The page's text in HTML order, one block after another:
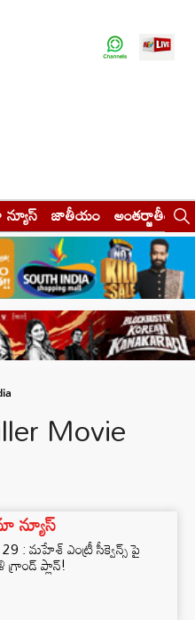
జాతీయం అంతర్జాతీయం
Movie
న్యూస్
: మహేశ్ ఎంట్రీ సీక్వెన్స్ పై
ప్లాన్!